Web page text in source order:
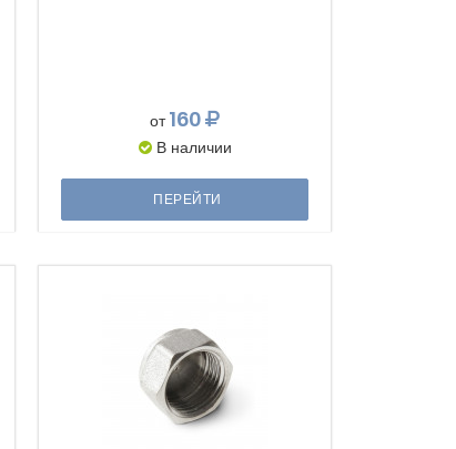
от160
В наличии
ПЕРЕЙТИ